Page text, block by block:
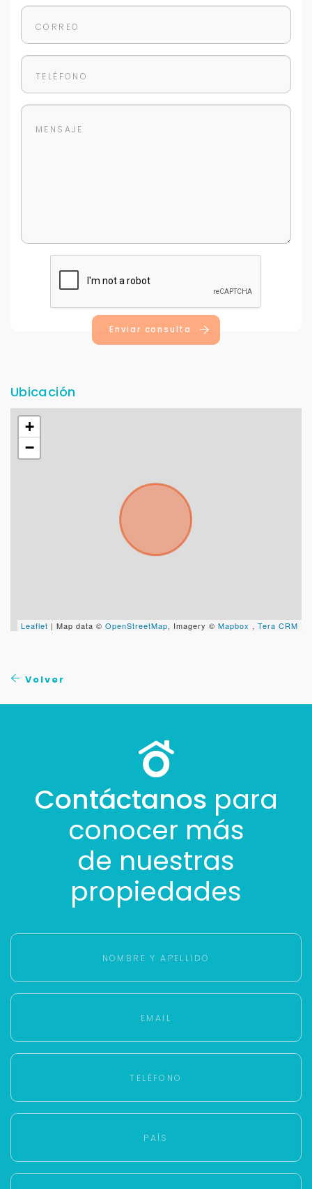
Enviar consulta
Ubicación
+
−
Leaflet | Map data © OpenStreetMap, Imagery © Mapbox , Tera CRM
Volver
Contáctanos para
conocer más
de nuestras
propiedades
No compartimos tu información ni enviamos spam.
Uso exclusivo
Solo los usamos para responder tu consulta.
Continuar por WhatsApp